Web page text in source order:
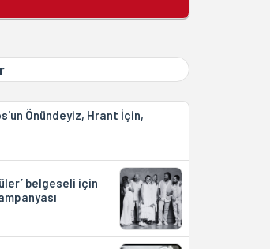
Önündeyiz, Hrant İçin,
belgeseli için